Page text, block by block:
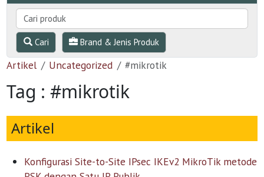
Cari Brand & Jenis Produk
Artikel Uncategorized #mikrotik
Tag : #mikrotik
Artikel
Konfigurasi Site-to-Site IPsec IKEv2 MikroTik metode